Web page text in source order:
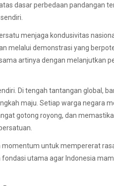
dasar perbedaan pandangan
menjaga kondusivitas
melalui demonstrasi yang
artinya dengan melanjutkan
Di tengah tantangan global,
maju. Setiap warga negara
gotong royong, dan
untuk mempererat
utama agar Indonesia